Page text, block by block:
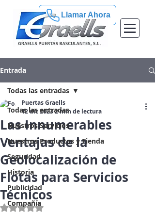
Llamar Ahora
Entrada
Todas las entradas
Nuestros Servicios
Nuestros Productos y Tienda
Seguridad
Historia
Publicidad
Compañía
Todas las entradas
Las Innumerables
Ventajas de la
Geolocalización de
Flotas para Servicios
Técnicos
Puertas Graells
12 dic 20232 min de lectura
Obtuvo NaN de 5 estrellas.